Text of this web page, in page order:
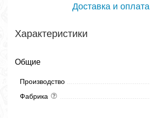
Доставка и оплата
Характеристики
Общие
Производство
Фабрика